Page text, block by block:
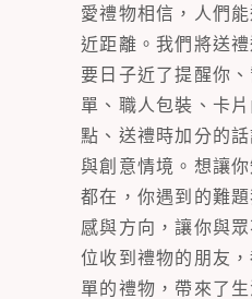
愛禮物相信，人們
近距離。我們將送
要日子近了提醒你
單、職人包裝、卡
點、送禮時加分的
與創意情境。想讓
都在，你遇到的難
感與方向，讓你與
位收到禮物的朋友
單的禮物，帶來了